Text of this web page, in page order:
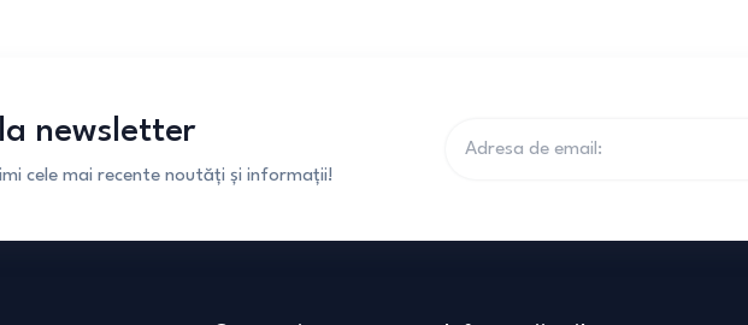
newsletter
cele mai recente noutăți și informații!